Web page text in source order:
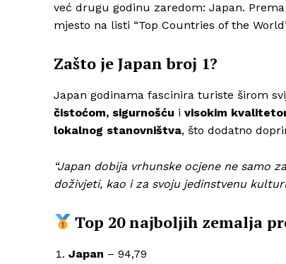
već drugu godinu zaredom: Japan.
mjesto na listi “Top Countries of the
Zašto je Japan broj 1?
Japan godinama fascinira turiste širom
čistoćom, sigurnošću i visokim
lokalnog stanovništva, što dodatno
“Japan dobija vrhunske ocjene ne samo
doživjeti, kao i za svoju jedinstvenu
Top 20 najboljih zemalja
Japan – 94,79